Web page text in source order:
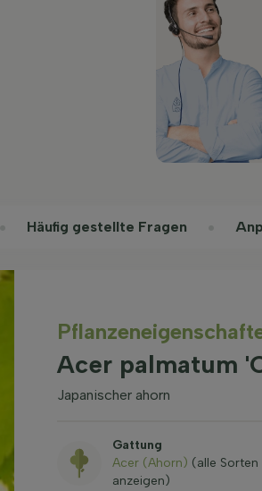
Häufig gestellte Fragen
Acer palmatum
Japanischer ahorn
Gattung
Acer (Ahorn) (alle Sorten
anzeigen)